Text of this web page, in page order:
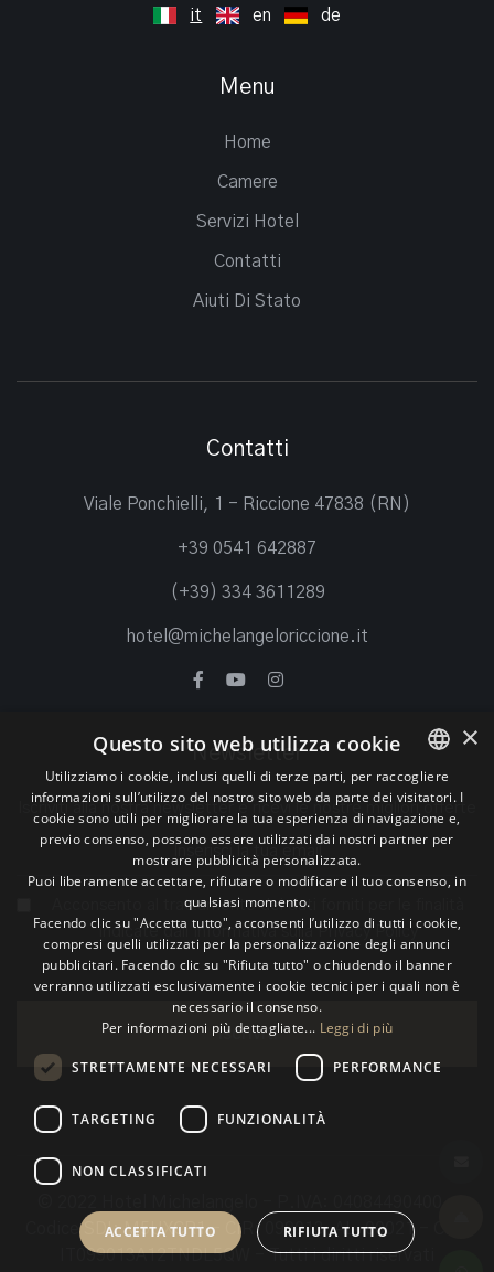
it en de
Menu
Home
Camere
Servizi Hotel
Contatti
Aiuti Di Stato
Contatti
Viale Ponchielli, 1 - Riccione 47838 (RN)
+39 0541 642887
(+39) 334 3611289
hotel@michelangeloriccione.it
Newsletter
Iscriviti alla nostra newsletter e ricevi le nostre migliori offerte
Acconsento al trattamento dei dati forniti per le finalità
indicate dall'informativa sullaPrivacy Policy
Iscriviti
Codice SDI: M5UXCR1 - CIR: 099013-AL-00021 - CIN:
IT099013A12TNDL5QW - Tutti i diritti riservati
ITALIAN
ENGLISH
GERMAN
×
Questo sito web utilizza cookie
Utilizziamo i cookie, inclusi quelli di terze parti, per raccogliere
informazioni sull’utilizzo del nostro sito web da parte dei visitatori. I
cookie sono utili per migliorare la tua esperienza di navigazione e,
previo consenso, possono essere utilizzati dai nostri partner per
mostrare pubblicità personalizzata.
Puoi liberamente accettare, rifiutare o modificare il tuo consenso, in
qualsiasi momento.
Facendo clic su "Accetta tutto", acconsenti l’utilizzo di tutti i cookie,
compresi quelli utilizzati per la personalizzazione degli annunci
pubblicitari. Facendo clic su "Rifiuta tutto" o chiudendo il banner
verranno utilizzati esclusivamente i cookie tecnici per i quali non è
necessario il consenso.
Per informazioni più dettagliate... Leggi di più
STRETTAMENTE NECESSARI PERFORMANCE
TARGETING FUNZIONALITÀ
NON CLASSIFICATI
ACCETTA TUTTO RIFIUTA TUTTO